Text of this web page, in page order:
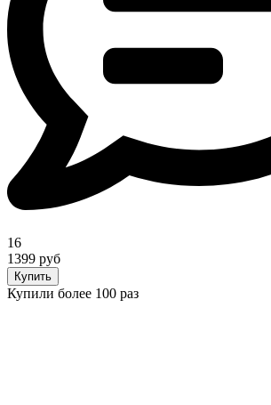
16
1399 руб
Купить
Купили более 100 раз